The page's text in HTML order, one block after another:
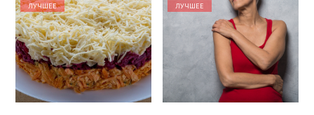
ЛУЧШЕЕ ЛУЧШЕЕ